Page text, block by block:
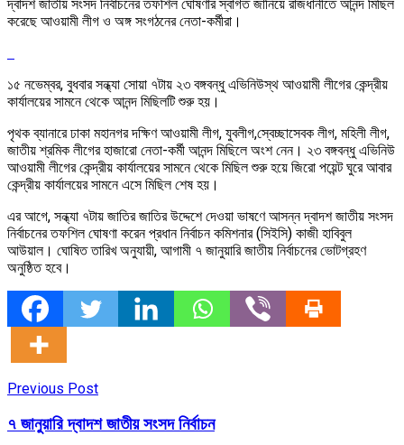
দ্বাদশ জাতীয় সংসদ নির্বাচনের তফশিল ঘোষণার স্বাগত জানিয়ে রাজধানীতে আনন্দ মিছিল
করেছে আওয়ামী লীগ ও অঙ্গ সংগঠনের নেতা-কর্মীরা।
১৫ নভেম্বর, বুধবার সন্ধ্যা সোয়া ৭টায় ২৩ বঙ্গবন্ধু এভিনিউস্থ আওয়ামী লীগের কেন্দ্রীয়
কার্যালয়ের সামনে থেকে আনন্দ মিছিলটি শুরু হয়।
পৃথক ব্যানারে ঢাকা মহানগর দক্ষিণ আওয়ামী লীগ, যুবলীগ,স্বেচ্ছাসেবক লীগ, মহিলী লীগ,
জাতীয় শ্রমিক লীগের হাজারো নেতা-কর্মী আনন্দ মিছিলে অংশ নেন। ২৩ বঙ্গবন্ধু এভিনিউ
আওয়ামী লীগের কেন্দ্রীয় কার্যালয়ের সামনে থেকে মিছিল শুরু হয়ে জিরো পয়েন্ট ঘুরে আবার
কেন্দ্রীয় কার্যালয়ের সামনে এসে মিছিল শেষ হয়।
এর আগে, সন্ধ্যা ৭টায় জাতির জাতির উদ্দেশে দেওয়া ভাষণে আসন্ন দ্বাদশ জাতীয় সংসদ
নির্বাচনের তফশিল ঘোষণা করেন প্রধান নির্বাচন কমিশনার (সিইসি) কাজী হাবিবুল
আউয়াল। ঘোষিত তারিখ অনুযায়ী, আগামী ৭ জানুয়ারি জাতীয় নির্বাচনের ভোটগ্রহণ
অনুষ্ঠিত হবে।
Previous Post
৭ জানুয়ারি দ্বাদশ জাতীয় সংসদ নির্বাচন